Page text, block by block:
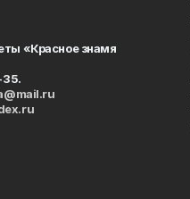
«Красное знамя
35.